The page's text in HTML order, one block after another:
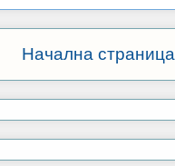
Начална страница